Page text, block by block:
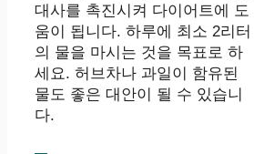
대사를 촉진시켜 다이어트에 도
움이 됩니다. 하루에 최소 2리터
의 물을 마시는 것을 목표로 하
세요. 허브차나 과일이 함유된
물도 좋은 대안이 될 수 있습니
다.